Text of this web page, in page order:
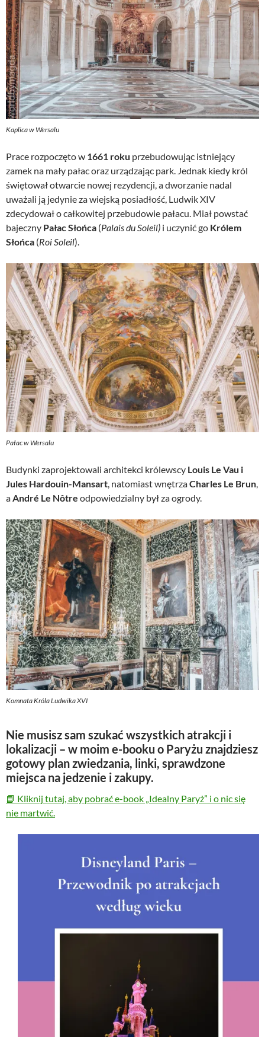
Kaplica w Wersalu
Prace rozpoczęto w 1661 roku przebudowując istniejący
zamek na mały pałac oraz urządzając park. Jednak kiedy król
świętował otwarcie nowej rezydencji, a dworzanie nadal
uważali ją jedynie za wiejską posiadłość, Ludwik XIV
zdecydował o całkowitej przebudowie pałacu. Miał powstać
bajeczny Pałac Słońca (Palais du Soleil) i uczynić go Królem
Słońca (Roi Soleil).
Pałac w Wersalu
Budynki zaprojektowali architekci królewscy Louis Le Vau i
Jules Hardouin-Mansart , natomiast wnętrzaCharles Le Brun
a André Le Nôtre odpowiedzialny był za ogrody.
Komnata Króla Ludwika XVI
Nie musisz sam szukać wszystkich atrakcji i
lokalizacji – w moim e-booku o Paryżu znajdziesz
gotowy plan zwiedzania, linki, sprawdzone
miejsca na jedzenie i zakupy.
📘 Kliknij tutaj, aby pobrać e-book „Idealny Paryż” i o nic się
nie martwić.